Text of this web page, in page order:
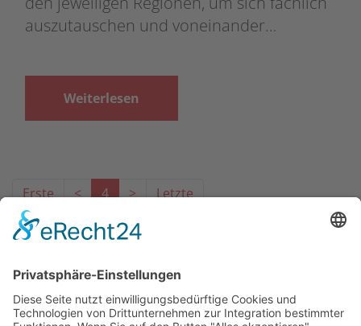
auszutauschen und voneinander…
Weiterlesen
Erste < 4 > Letzte
Das Projekt zur Implementierung der Einheitlichen
Ansprechstellen für Arbeitgeber gemäß § 185a SGB IX in
Hessen wird gefördert aus Mitteln des LWV Hessen
Integrationsamtes. Das Projekt wird unter Einbindung